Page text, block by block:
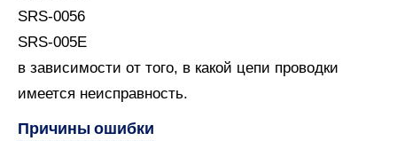
SRS-0056
SRS-005E
в зависимости от того, в какой цепи проводки
имеется неисправность.
Причины ошибки